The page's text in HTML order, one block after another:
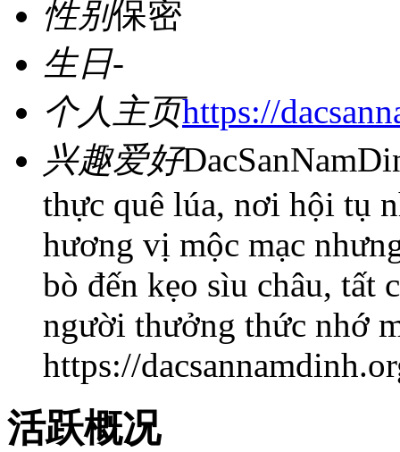
性别保密
生日-
个人主页https://
兴趣爱好
thực quê lúa, nơi hội tụ
hương vị mộc mạc
bò đến kẹo sìu châu, tất
người thưởng thức nhớ
https://
活跃概况